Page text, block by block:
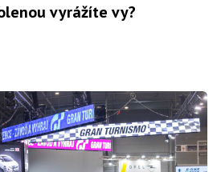
vyrážíte vy?